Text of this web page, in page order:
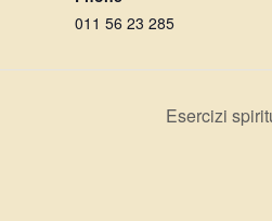
011 56 23 285
Esercizi